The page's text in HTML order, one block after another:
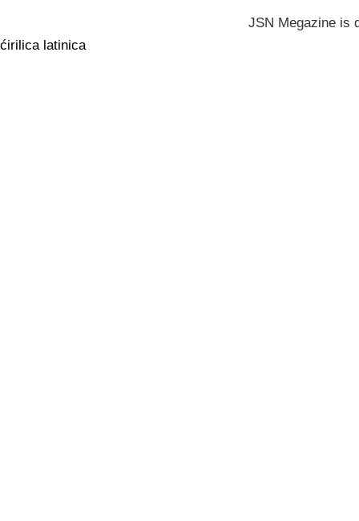
JSN Megazine is
ćirilica latinica